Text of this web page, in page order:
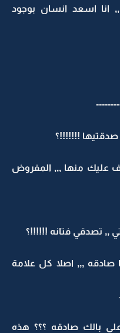
انا اسعد انسان بوجود
!!!!!!!؟
عليك منها ,,, المفروض
,, تصدقي فتانه !!!!!!؟
صادقه ,,, اصلا كل علامة
بالك صادقه ؟؟؟ هذه